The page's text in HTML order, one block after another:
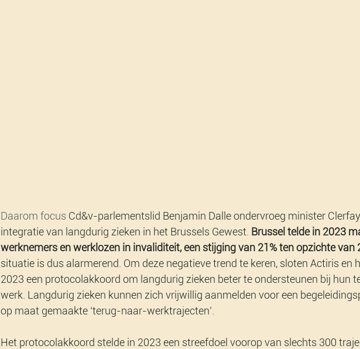
Daarom focus Cd&v-parlementslid Benjamin Dalle ondervroeg minister
integratie van langdurig zieken in het Brussels Gewest. Brussel telde in 2023
werknemers en werklozen in invaliditeit, een stijging van 21% ten opzichte van
situatie is dus alarmerend. Om deze negatieve trend te keren, sloten Actiris en
2023 een protocolakkoord om langdurig zieken beter te ondersteunen bij hun
werk. Langdurig zieken kunnen zich vrijwillig aanmelden voor een
op maat gemaakte ‘terug-naar-werktrajecten’.
Het protocolakkoord stelde in 2023 een streefdoel voorop van slechts 300